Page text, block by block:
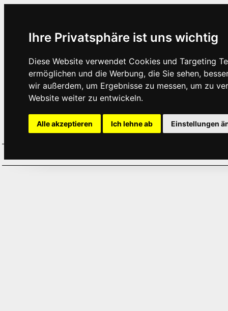
Ihre Privatsphäre ist uns wichtig
Diese Website verwendet Cookies und Targeting
ermöglichen und die Werbung, die Sie sehen,
wir außerdem, um Ergebnisse zu messen, um zu
Website weiter zu entwickeln.
Alle akzeptieren Ich lehne ab Einstellungen